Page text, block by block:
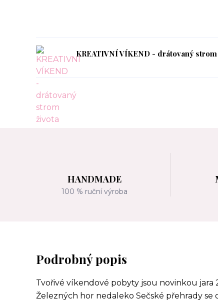
KREATIVNÍ VÍKEND - drátovaný
HANDMADE
100 % ruční výroba
Podrobný popis
Tvořivé víkendové pobyty jsou novinkou
Železných hor nedaleko Sečské přehrady